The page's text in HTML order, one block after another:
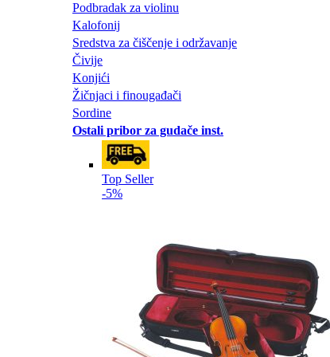
Podbradak za violinu
Kalofonij
Sredstva za čiščenje i održavanje
Čivije
Konjići
Žičnjaci i finougađači
Sordine
Ostali pribor za gudače inst.
Top Seller
-5%